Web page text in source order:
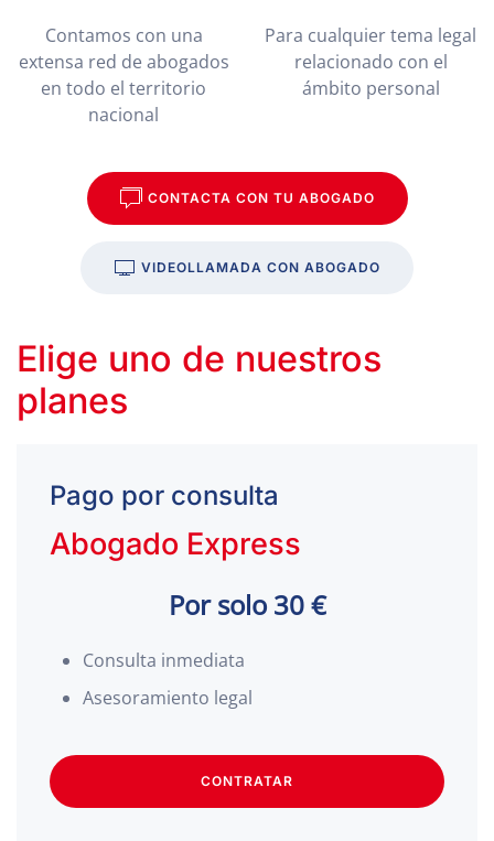
Contamos con una
extensa red de abogados
en todo el territorio
nacional
Para cualquier tema legal
relacionado con el
ámbito personal
CONTACTA CON TU ABOGADO
VIDEOLLAMADA CON ABOGADO
Elige uno de nuestros
planes
Pago por consulta
Abogado Express
Por solo 30 €
Consulta inmediata
Asesoramiento legal
CONTRATAR